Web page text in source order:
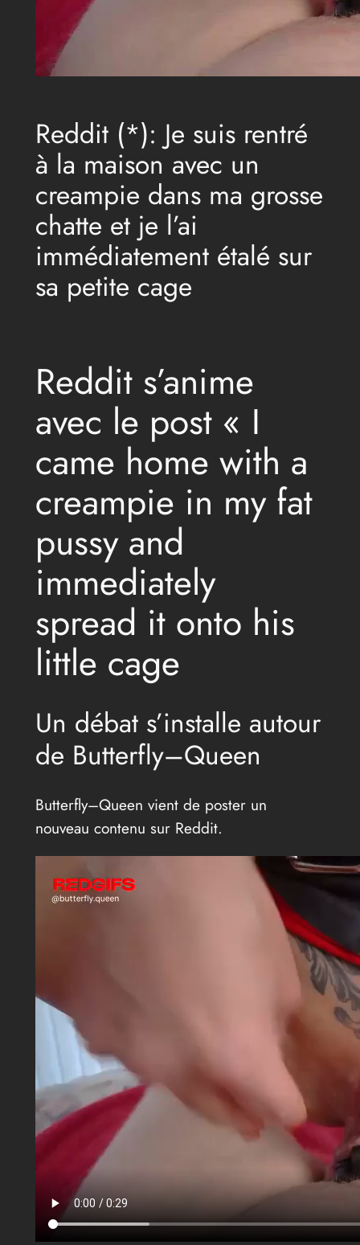
Reddit (*): Je suis rentré
à la maison avec un
creampie dans ma grosse
chatte et je l’ai
immédiatement étalé sur
sa petite cage
Reddit s’anime
avec le post « I
came home with a
creampie in my fat
pussy and
immediately
spread it onto his
little cage
Un débat s’installe autour
de Butterfly–Queen
Butterfly–Queen vient de poster un
nouveau contenu sur Reddit.